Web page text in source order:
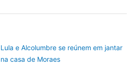
Lula e Alcolumbre se reúnem em jantar
na casa de Moraes